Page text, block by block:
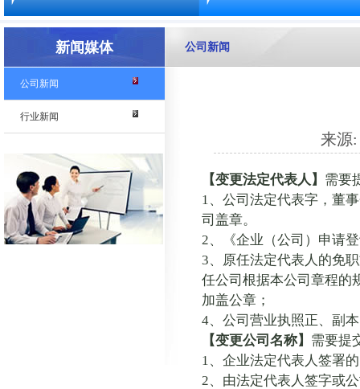
新闻媒体
公司新闻
行业新闻
公司新闻
来源
【变更法定代表人】 需要
1、公司法定代表字，董
司盖章。
2、《企业（公司）申请
3、原任法定代表人的免
任公司根据本公司章程的
加盖公章；
4、公司营业执照正、副
【变更公司名称】 需要提
1、企业法定代表人签署
2、由法定代表人签字或